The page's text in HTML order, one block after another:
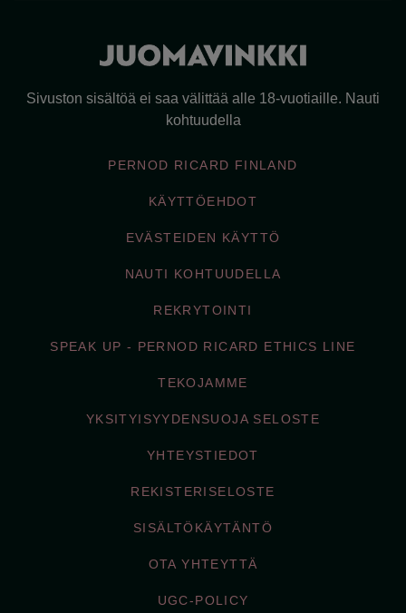
Sivuston sisältöä ei saa välittää alle 18-vuotiaille. Nauti
kohtuudella
PERNOD RICARD FINLAND
KÄYTTÖEHDOT
EVÄSTEIDEN KÄYTTÖ
NAUTI KOHTUUDELLA
REKRYTOINTI
SPEAK UP - PERNOD RICARD ETHICS LINE
TEKOJAMME
YKSITYISYYDENSUOJA SELOSTE
YHTEYSTIEDOT
REKISTERISELOSTE
SISÄLTÖKÄYTÄNTÖ
OTA YHTEYTTÄ
UGC-POLICY